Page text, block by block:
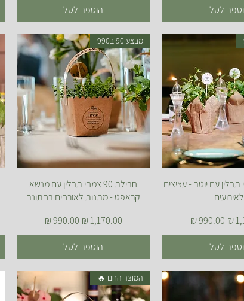
לסל הוספה לסל
מהירה
צמחי תבלין עם יוטה - עציצים
לאירועים
מחיר מבצע
לסל
תצוגה מהירה
מבצע 90 ב990
חבילת 90 צמחי תבלין עם מנשא
קראפט - מתנות לאורחים בחתונה
מחיר רגיל‏1,170.00 ‏₪ מחיר מבצע
הוספה לסל
המוצר החם 🔥